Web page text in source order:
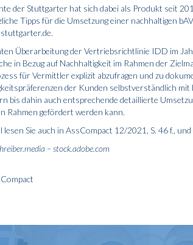
der Stuttgarter hat sich dabei als Produkt seit
Tipps für die Umsetzung einer nachhaltigen
Überarbeitung der Vertriebsrichtlinie IDD im
in Bezug auf Nachhaltigkeit im Rahmen der
für Vermittler explizit abzufragen und zu
der Kunden selbstverständlich
bis dahin auch entsprechende detaillierte
Rahmen gefördert werden kann.
Sie auch in AssCompact 12/2021, S. 46 f.,
– stock.adobe.com